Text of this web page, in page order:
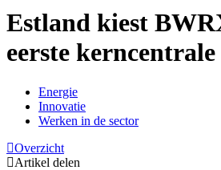
Estland kiest
eerste kerncentrale
Energie
Innovatie
Werken in de sector
Overzicht
Artikel delen